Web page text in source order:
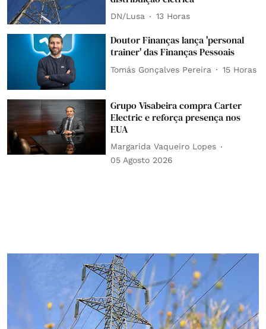
DN/Lusa 13 Horas
Doutor Finanças lança 'personal
trainer' das Finanças Pessoais
Tomás Gonçalves Pereira 15 Horas
Grupo Visabeira compra Carter
Electric e reforça presença nos
EUA
Margarida Vaqueiro Lopes
05 Agosto 2026